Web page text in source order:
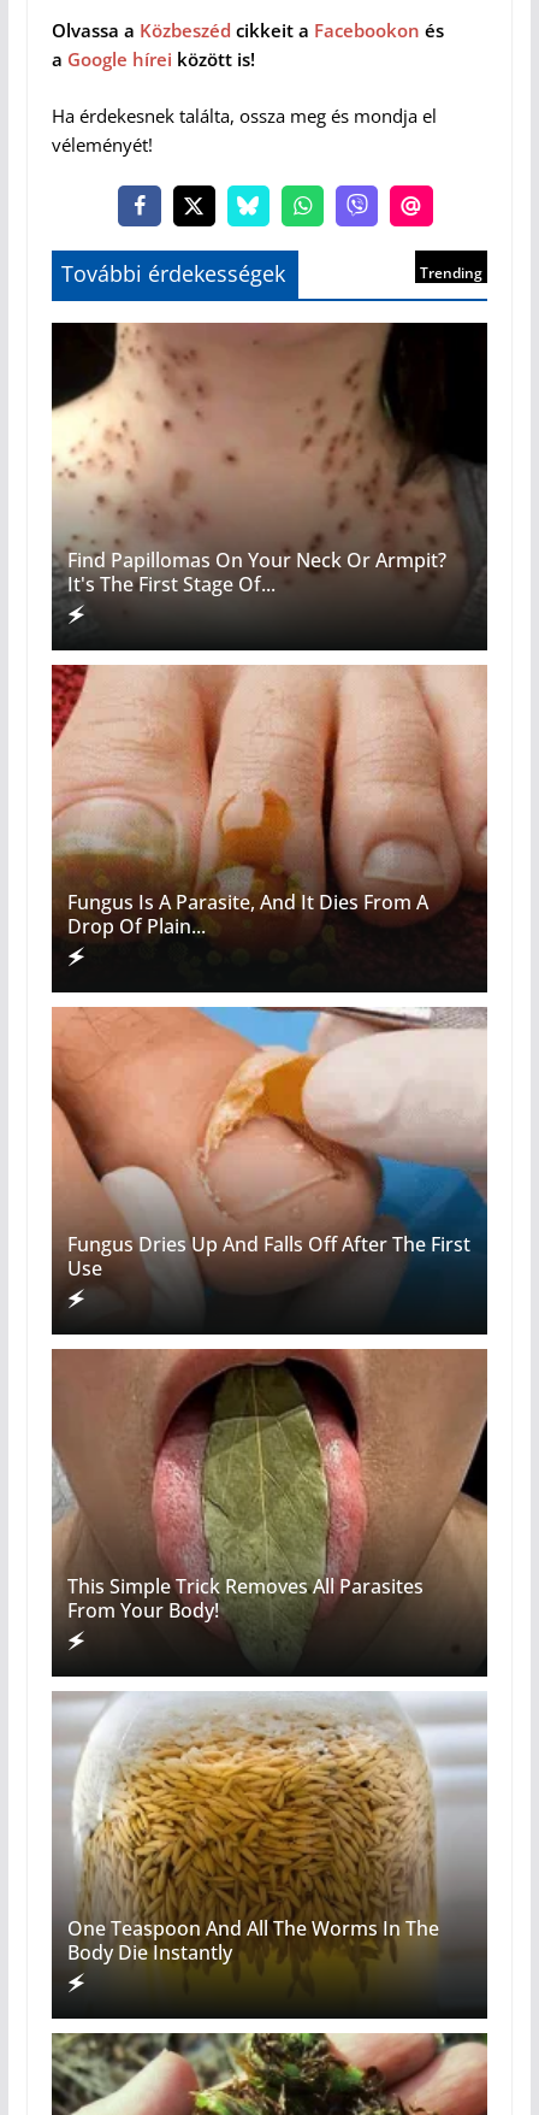
Olvassa a Közbeszéd cikkeit a Facebookon és
a Google hírei között is!
Ha érdekesnek találta, ossza meg és mondja el
véleményét!
Find Papillomas On Your Neck Or Armpit?
It's The First Stage Of...
Fungus Is A Parasite, And It Dies From A
Drop Of Plain...
Fungus Dries Up And Falls Off After The First
Use
This Simple Trick Removes All Parasites
From Your Body!
One Teaspoon And All The Worms In The
Body Die Instantly